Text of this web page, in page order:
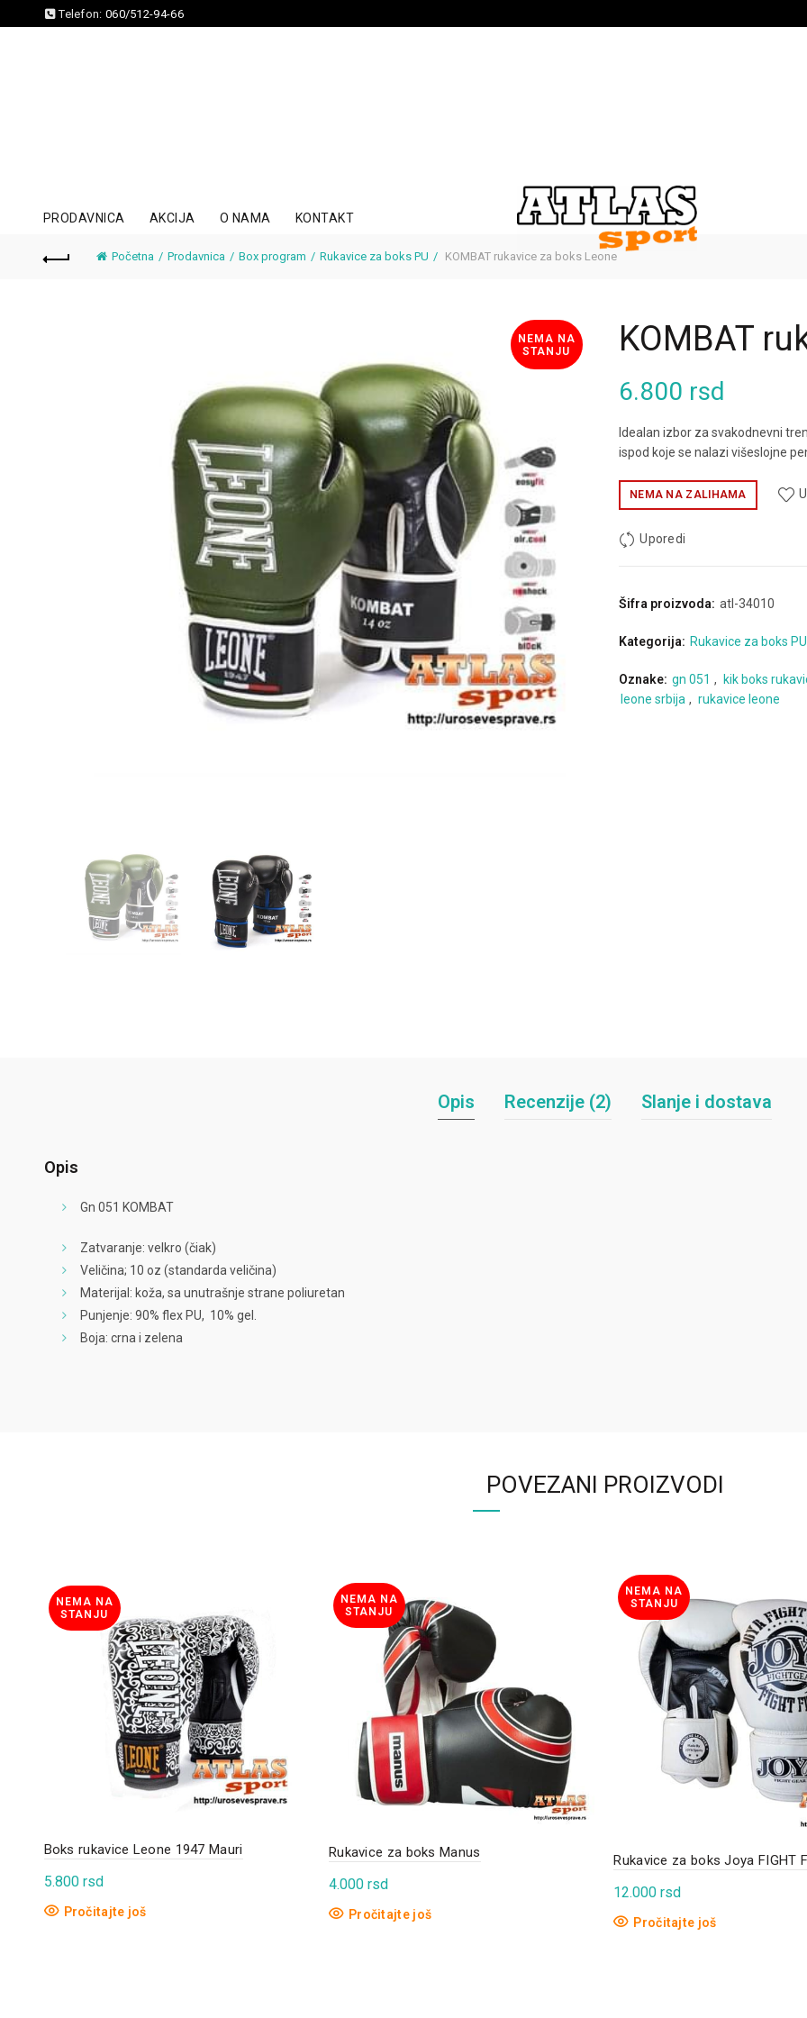
Telefon: 060/512-94-66
PRODAVNICA AKCIJA O NAMA KONTAKT
Početna Prodavnica Box program Rukavice za boks PU KOMBAT rukavice za boks Leone
NEMA NA
STANJU
KOMBAT
6.800 rsd
Idealan izbor za svakodnevni
ispod koje se nalazi višeslojne
NEMA NA ZALIHAMA
Uporedi
Šifra proizvoda: atl-34010
Kategorija: Rukavice za boks PU
Oznake: gn 051 ,
kik boks
leone srbija , rukavice leone
Opis Recenzije (2) Slanje i dostava
Opis
Gn 051 KOMBAT
Zatvaranje: velkro (čiak)
Veličina; 10 oz (standarda veličina)
Materijal: koža, sa unutrašnje strane poliuretan
Punjenje: 90% flex PU, 10% gel.
Boja: crna i zelena
POVEZANI PROIZVODI
NEMA NA
STANJU
Boks rukavice Leone 1947 Mauri
5.800 rsd
Pročitajte još
NEMA NA
STANJU
Rukavice za boks Manus
4.000 rsd
Pročitajte još
NEMA NA
STANJU
Rukavice za boks Joya FIGHT
12.000rsd
Pročitajte još